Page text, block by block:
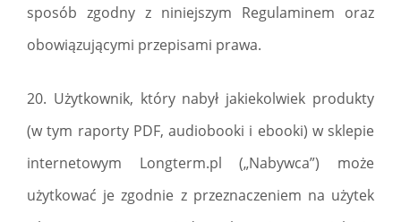
sposób zgodny z niniejszym Regulaminem oraz
obowiązującymi przepisami prawa.
20. Użytkownik, który nabył jakiekolwiek produkty
(w tym raporty PDF, audiobooki i ebooki) w sklepie
internetowym Longterm.pl („Nabywca”) może
użytkować je zgodnie z przeznaczeniem na użytek